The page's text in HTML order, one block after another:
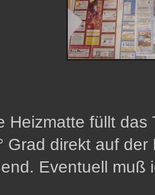
Heizmatte füllt
Grad direkt auf
Eventuell muß